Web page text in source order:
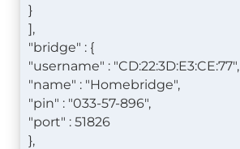
}
],
"bridge" : {
"username" : "CD:22:3D:E3:CE:77",
"name" : "Homebridge",
"pin" : "033-57-896",
"port" : 51826
},